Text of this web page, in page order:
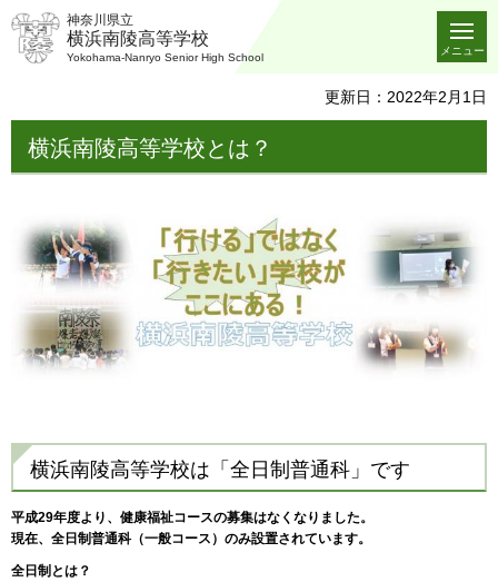
神奈川県立
横浜南陵高等学校
Yokohama-Nanryo Senior High School
メニュー
更新日：2022年2月1日
横浜南陵高等学校とは？
横浜南陵高等学校は「全日制普通科」です
平成29年度より、健康福祉コースの募集はなくなりました。
現在、全日制普通科（一般コース）のみ設置されています。
全日制とは？